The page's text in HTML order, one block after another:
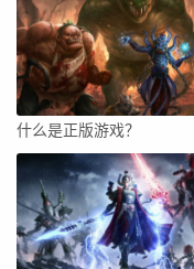
什么是正版游戏？